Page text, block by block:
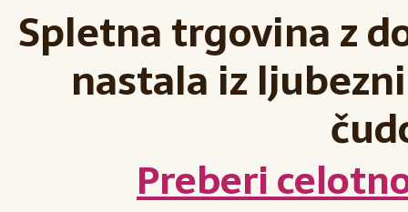
Spletna trgovina z
nastala iz
Preberi